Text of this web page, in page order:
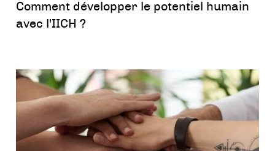
Comment développer le potentiel humain
avec l'IICH ?